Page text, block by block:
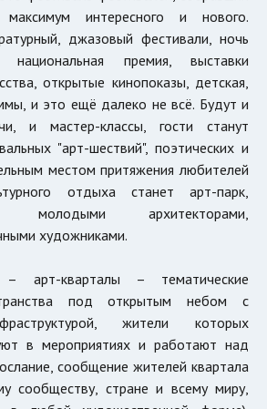
интересного и нового.
джазовый фестивали, ночь
национальная премия, выставки
открытые кинопоказы, детская,
и это ещё далеко не всё. Будут и
и мастер-классы, гости станут
"арт-шествий", поэтических и
местом притяжения любителей
отдыха станет арт-парк,
молодыми архитекторами,
художниками.
арт-кварталы – тематические
под открытым небом с
жители которых
в мероприятиях и работают над
сообщение жителей квартала
сообществу, стране и всему миру,